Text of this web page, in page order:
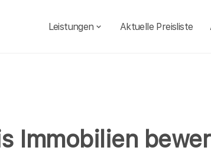
Leistungen Aktuelle Preisliste
Immobilien